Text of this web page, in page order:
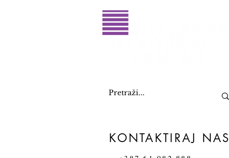
KONTAKTIRAJ NAS